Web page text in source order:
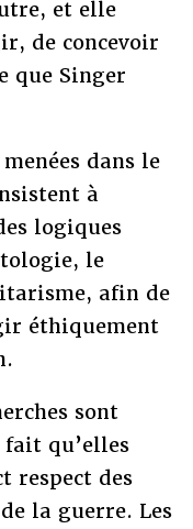
et elle
de concevoir
que Singer
dans le
à
logiques
le
afin de
éthiquement
sont
qu’elles
respect des
la guerre. Les